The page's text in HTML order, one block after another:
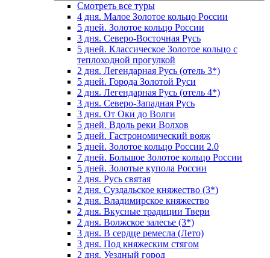
Смотреть все туры
4 дня. Малое Золотое кольцо России
5 дней. Золотое кольцо России
3 дня. Северо-Восточная Русь
5 дней. Классическое Золотое кольцо с
теплоходной прогулкой
2 дня. Легендарная Русь (отель 3*)
5 дней. Города Золотой Руси
2 дня. Легендарная Русь (отель 4*)
3 дня. Северо-Западная Русь
3 дня. От Оки до Волги
5 дней. Вдоль реки Волхов
5 дней. Гастрономический вояж
5 дней. Золотое кольцо России 2.0
7 дней. Большое Золотое кольцо России
5 дней. Золотые купола России
2 дня. Русь святая
2 дня. Суздальское княжество (3*)
2 дня. Владимирское княжество
2 дня. Вкусные традиции Твери
2 дня. Волжское залесье (3*)
3 дня. В сердце ремесла (Лето)
3 дня. Под княжеским стягом
2 дня. Уездный город